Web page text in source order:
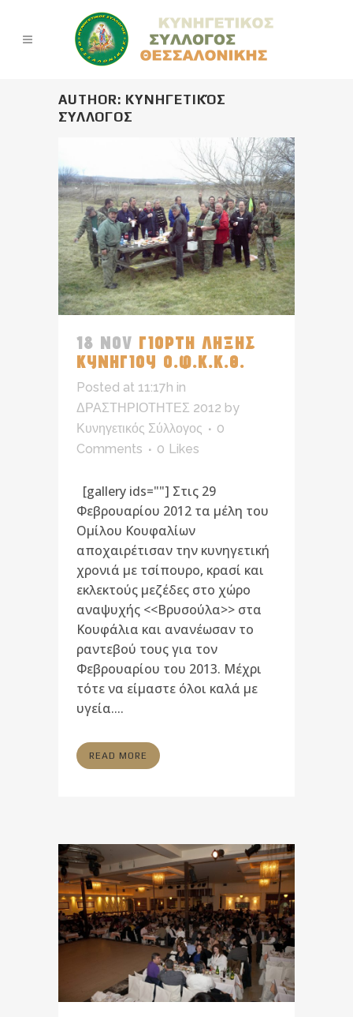
AUTHOR: ΚΥΝΗΓΕΤΙΚΌΣ
ΣΎΛΛΟΓΟΣ
18 NOV ΓΙΟΡΤΗ ΛΗΞΗΣ
ΚΥΝΗΓΙΟΥ Ο.Φ.Κ.Κ.Θ.
Posted at 11:17h in
ΔΡΑΣΤΗΡΙΟΤΗΤΕΣ 2012 by
Κυνηγετικός Σύλλογος
0
Comments
0 Likes
[gallery ids=""] Στις 29
Φεβρουαρίου 2012 τα μέλη του
Ομίλου Κουφαλίων
αποχαιρέτισαν την κυνηγετική
χρονιά με τσίπουρο, κρασί και
εκλεκτούς μεζέδες στο χώρο
αναψυχής <<Βρυσούλα>> στα
Κουφάλια και ανανέωσαν το
ραντεβού τους για τον
Φεβρουαρίου του 2013. Μέχρι
τότε να είμαστε όλοι καλά με
υγεία....
READ MORE